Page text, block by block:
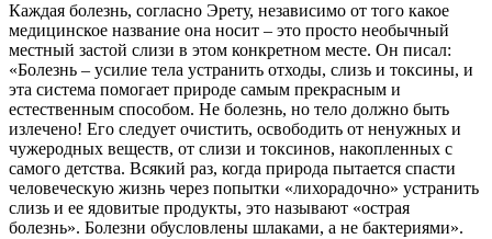
Каждая болезнь, согласно Эрету, независимо от того какое
медицинское название она носит – это просто необычный
местный застой слизи в этом конкретном месте. Он писал:
«Болезнь – усилие тела устранить отходы, слизь и токсины, и
эта система помогает природе самым прекрасным и
естественным способом. Не болезнь, но тело должно быть
излечено! Его следует очистить, освободить от ненужных и
чужеродных веществ, от слизи и токсинов, накопленных с
самого детства. Всякий раз, когда природа пытается спасти
человеческую жизнь через попытки «лихорадочно» устранить
слизь и ее ядовитые продукты, это называют «острая
болезнь». Болезни обусловлены шлаками, а не бактериями».